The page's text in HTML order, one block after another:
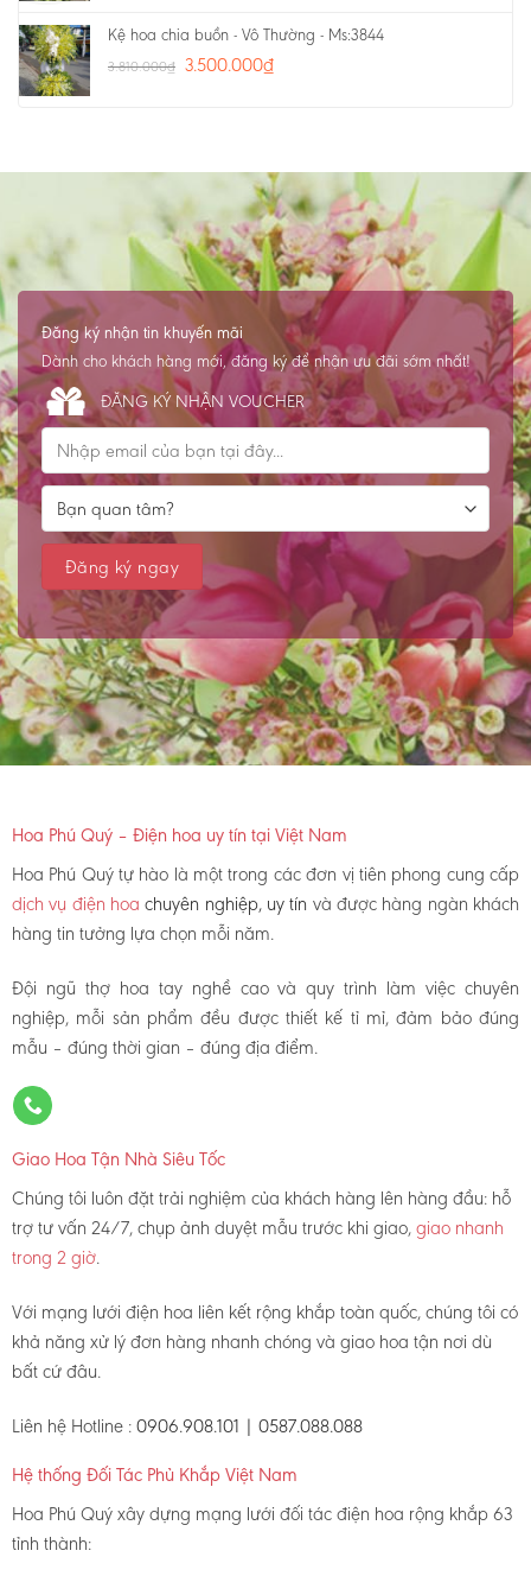
Kệ hoa chia buồn - Vô Thường - Ms:3844
3.810.000₫ 3.500.000₫
Đăng ký nhận tin khuyến mãi
Dành cho khách hàng mới, đăng ký để nhận ưu đãi sớm nhất!
ĐĂNG KÝ NHẬN VOUCHER
Hoa Phú Quý – Điện hoa uy tín tại Việt Nam
Hoa Phú Quý tự hào là một trong các đơn vị tiên phong cung cấp
dịch vụ điện hoachuyên nghiệp, uy tín và được hàng ngàn khách
hàng tin tưởng lựa chọn mỗi năm.
Đội ngũ thợ hoa tay nghề cao và quy trình làm việc chuyên
nghiệp, mỗi sản phẩm đều được thiết kế tỉ mỉ, đảm bảo đúng
mẫu – đúng thời gian – đúng địa điểm.
Giao Hoa Tận Nhà Siêu Tốc
Chúng tôi luôn đặt trải nghiệm của khách hàng lên hàng đầu: hỗ
trợ tư vấn 24/7, chụp ảnh duyệt mẫu trước khi giao,giao nhanh
trong 2 giờ.
Với mạng lưới điện hoa liên kết rộng khắp toàn quốc, chúng tôi có
khả năng xử lý đơn hàng nhanh chóng và giao hoa tận nơi dù
bất cứ đâu.
Liên hệ Hotline : 0906.908.101 | 0587.088.088
Hệ thống Đối Tác Phủ Khắp Việt Nam
Hoa Phú Quý xây dựng mạng lưới đối tác điện hoa rộng khắp 63
tỉnh thành: